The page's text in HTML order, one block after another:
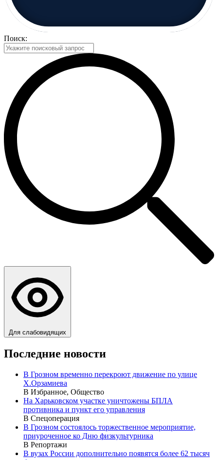
Поиск:
Для слабовидящих
Последние новости
В Грозном временно перекроют движение по улице
Х.Орзамиева
В Избранное, Общество
На Харьковском участке уничтожены БПЛА
противника и пункт его управления
В Спецоперация
В Грозном состоялось торжественное мероприятие,
приуроченное ко Дню физкультурника
В Репортажи
В вузах России дополнительно появятся более 62 тысяч